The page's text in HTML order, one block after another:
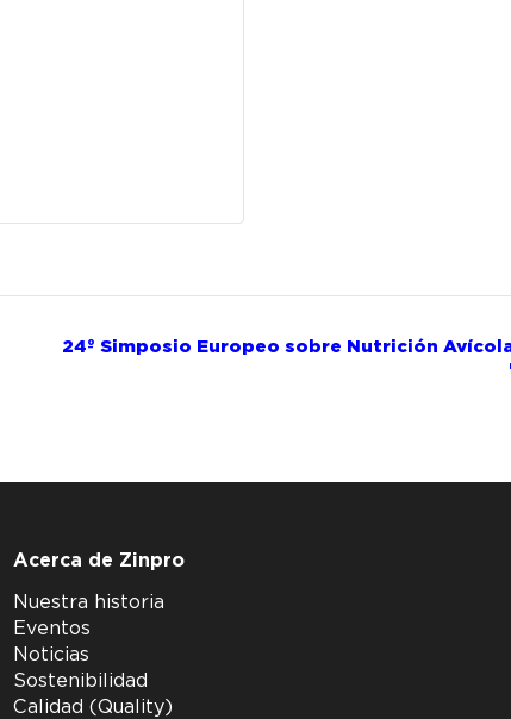
24º Simposio Europeo sobre Nutrición
Acerca de Zinpro
Nuestra historia
Eventos
Noticias
Sostenibilidad
Calidad (Quality)